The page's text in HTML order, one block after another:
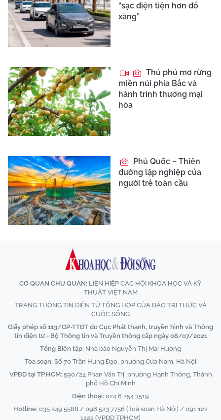
“sạc điện tiện hơn đổ
xăng”
Thủ phủ mơ rừng
miền núi phía Bắc và
hành trình thương mại
hóa
Phú Quốc – Thiên
đường lập nghiệp của
người trẻ toàn cầu
CƠ QUAN CHỦ QUẢN: LIÊN HIỆP CÁC HỘI KHOA HỌC VÀ KỸ
THUẬT VIỆT NAM
TRANG THÔNG TIN ĐIỆN TỬ TỔNG HỢP CỦA BÁO TRI THỨC VÀ
CUỘC SỐNG
Giấy phép số 113/GP-TTĐT do Cục Phát thanh, truyền hình và Thông
tin điện tử - Bộ Thông tin và Truyền thông cấp ngày 08/07/2021
Tổng Biên tập: Nhà báo Nguyễn Thị Mai Hương
Tòa soạn: Số 70 Trần Hưng Đạo, phường Cửa Nam, Hà Nội
VPĐD tại TP.HCM: 590/24 Phan Văn Trị, phường Hạnh Thông, Thành
phố Hồ Chí Minh
Điện thoại: 024 6 254 3519
Hotline: 035 249 5588 / 096 523 7756 (Toà soạn Hà Nội) / 091 122
1222 (VPĐD TPHCM)